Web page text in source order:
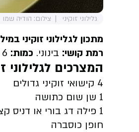
גלילוני זוקיני צילום: הודיה שמו
מתכון לגלילוני זוקיני
רמת קושי: בינוני. כמות:
המצרכים לגלילוני
4 קישואי זוקיני גדולים
1 שן שום כתושה
1 פילה דג בורי או דניס קצוץ לקוביות
חופן כוסברה